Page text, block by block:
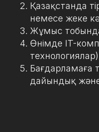
Қазақстанда
немесе жеке
Жұмыс
Өнімде IT-
Бағдарламаға
дайындық және